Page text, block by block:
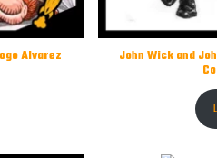
Alvarez
John Wick and